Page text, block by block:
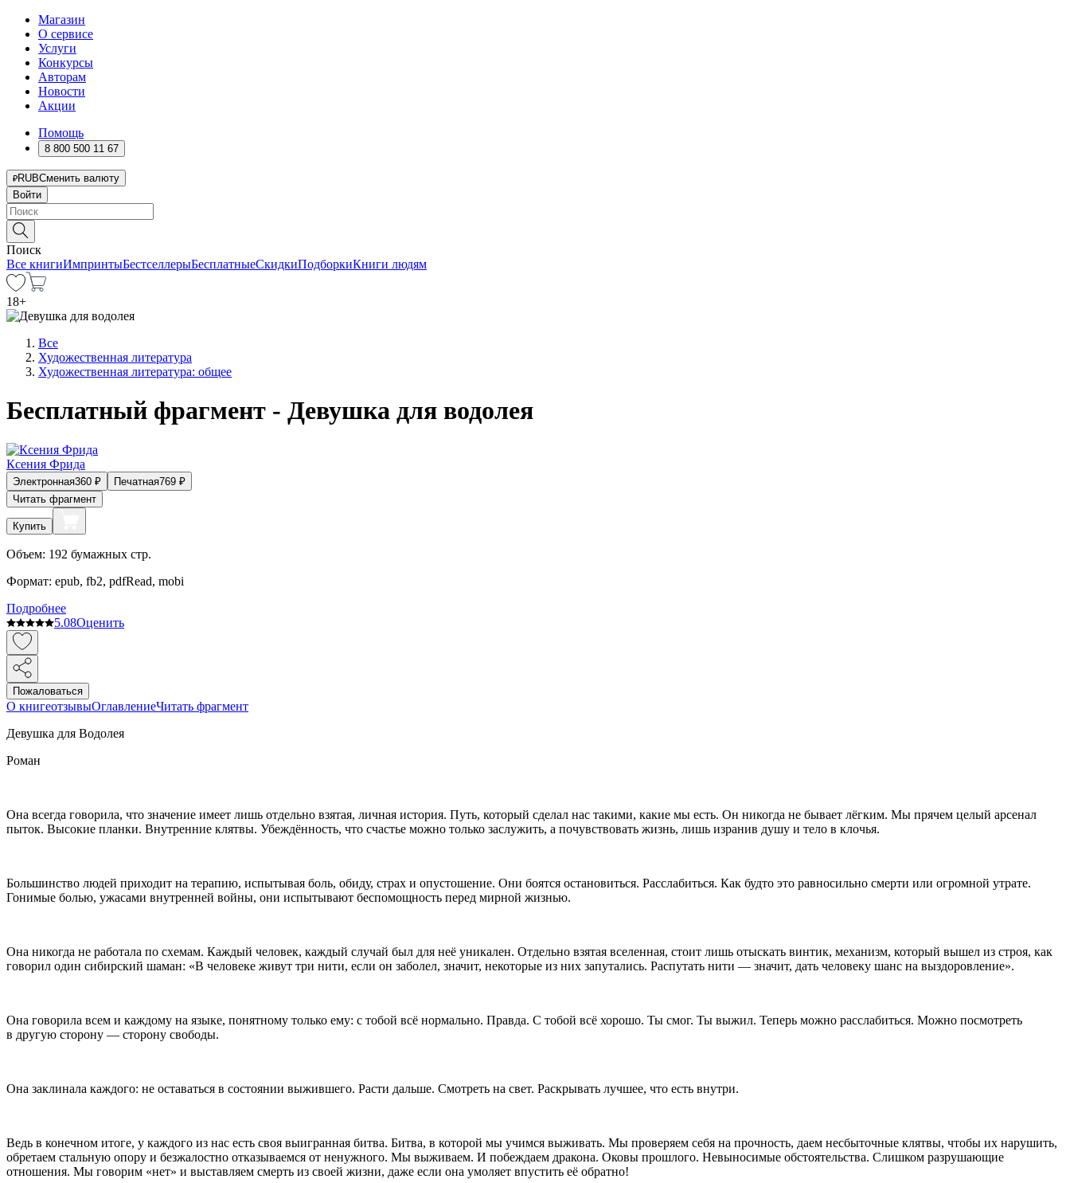
Магазин
О сервисе
Услуги
Конкурсы
Авторам
Новости
Акции
Помощь
8 800 500 11 67
RUBСменить валюту
Войти
Поиск
Все книгиИмпринтыБестселлерыБесплатныеСкидкиПодборкиКниги людям
18+
Все
Художественная литература
Художественная литература: общее
Бесплатный фрагмент - Девушка для водолея
Ксения Фрида
Электронная360 ₽ Печатная769 ₽
Читать фрагмент
Купить
Объем: 192 бумажных стр.
Формат: epub, fb2, pdfRead, mobi
Подробнее
5.08Оценить
Пожаловаться
О книгеотзывыОглавлениеЧитать фрагмент
Девушка для Водолея
Роман
Она всегда говорила, что значение имеет лишь отдельно взятая, личная история. Путь, который сделал нас такими, какие мы есть. Он никогда не бывает лёгким. Мы прячем целый арсенал
пыток. Высокие планки. Внутренние клятвы. Убеждённость, что счастье можно только заслужить, а почувствовать жизнь, лишь изранив душу и тело в клочья.
Большинство людей приходит на терапию, испытывая боль, обиду, страх и опустошение. Они боятся остановиться. Расслабиться. Как будто это равносильно смерти или огромной утрате.
Гонимые болью, ужасами внутренней войны, они испытывают беспомощность перед мирной жизнью.
Она никогда не работала по схемам. Каждый человек, каждый случай был для неё уникален. Отдельно взятая вселенная, стоит лишь отыскать винтик, механизм, который вышел из строя, как
говорил один сибирский шаман: «В человеке живут три нити, если он заболел, значит, некоторые из них запутались. Распутать нити — значит, дать человеку шанс на выздоровление».
Она говорила всем и каждому на языке, понятному только ему: с тобой всё нормально. Правда. С тобой всё хорошо. Ты смог. Ты выжил. Теперь можно расслабиться. Можно посмотреть
в другую сторону — сторону свободы.
Она заклинала каждого: не оставаться в состоянии выжившего. Расти дальше. Смотреть на свет. Раскрывать лучшее, что есть внутри.
Ведь в конечном итоге, у каждого из нас есть своя выигранная битва. Битва, в которой мы учимся выживать. Мы проверяем себя на прочность, даем несбыточные клятвы, чтобы их нарушить,
обретаем стальную опору и безжалостно отказываемся от ненужного. Мы выживаем. И побеждаем дракона. Оковы прошлого. Невыносимые обстоятельства. Слишком разрушающие
отношения. Мы говорим «нет» и выставляем смерть из своей жизни, даже если она умоляет впустить её обратно!